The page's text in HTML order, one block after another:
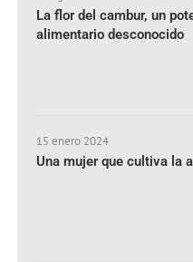
La flor del cambur, un
alimentario desconocido
15 enero 2024
Una mujer que cultiva la